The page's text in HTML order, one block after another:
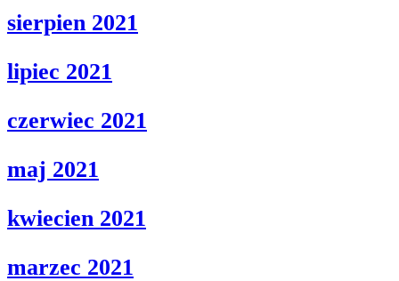
sierpien 2021
lipiec 2021
czerwiec 2021
maj 2021
kwiecien 2021
marzec 2021